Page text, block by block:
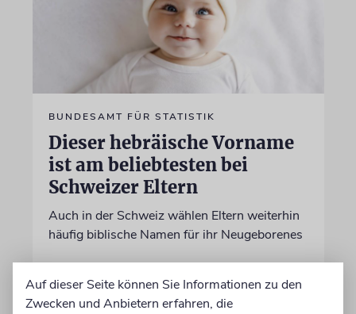
BUNDESAMT FÜR STATISTIK
Dieser hebräische Vorname
ist am beliebtesten bei
Schweizer Eltern
Auch in der Schweiz wählen Eltern weiterhin
häufig biblische Namen für ihr Neugeborenes
von Nicole Dreyfus
04.07.2026
Aktualisiert
Auf dieser Seite können Sie Informationen zu den
Zwecken und Anbietern erfahren, die